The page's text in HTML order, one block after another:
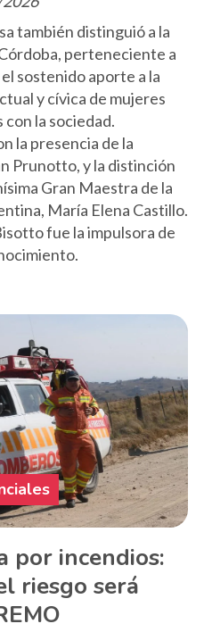
también distinguió a la
perteneciente a
sostenido aporte a la
y cívica de mujeres
la sociedad.
la presencia de la
Prunotto, y la distinción
Gran Maestra de la
María Elena Castillo.
fue la impulsora de
por incendios:
riesgo será